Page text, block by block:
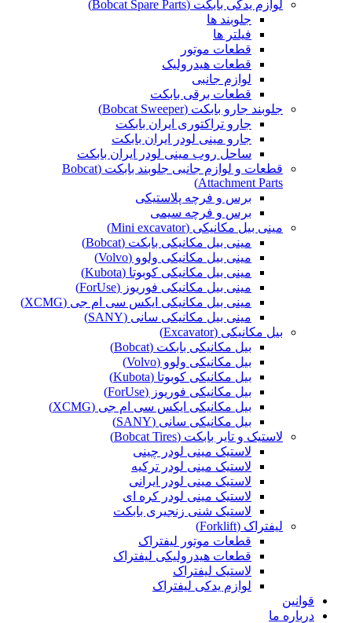
لوازم یدکی بابکت (Bobcat Spare Parts)
جلوبند ها
فیلتر ها
قطعات موتور
قطعات هیدرولیک
لوازم جانبی
قطعات برقی بابکت
جلوبند جارو بابکت (Bobcat Sweeper)
جارو تراکتوری ایران بابکت
جارو مینی لودر ایران بابکت
ساحل روب مینی لودر ایران بابکت
قطعات و لوازم جانبی جلوبند بابکت (Bobcat
Attachment Parts)
برس و فرچه پلاستیکی
برس و فرچه سیمی
مینی بیل مکانیکی (Mini excavator)
مینی بیل مکانیکی بابکت (Bobcat)
مینی بیل مکانیکی ولوو (Volvo)
مینی بیل مکانیکی کوبوتا (Kubota)
مینی بیل مکانیکی فوریوز (ForUse)
مینی بیل مکانیکی ایکس سی ام جی (XCMG)
مینی بیل مکانیکی سانی (SANY)
بیل مکانیکی (Excavator)
بیل مکانیکی بابکت (Bobcat)
بیل مکانیکی ولوو (Volvo)
بیل مکانیکی کوبوتا (Kubota)
بیل مکانیکی فوریوز (ForUse)
بیل مکانیکی ایکس سی ام جی (XCMG)
بیل مکانیکی سانی (SANY)
لاستیک و تایر بابکت (Bobcat Tires)
لاستیک مینی لودر چینی
لاستیک مینی لودر ترکیه
لاستیک مینی لودر ایرانی
لاستیک مینی لودر کره ای
لاستیک شنی زنجیری بابکت
لیفتراک (Forklift)
قطعات موتور لیفتراک
قطعات هیدرولیکی لیفتراک
لاستیک لیفتراک
لوازم یدکی لیفتراک
قوانین
درباره ما